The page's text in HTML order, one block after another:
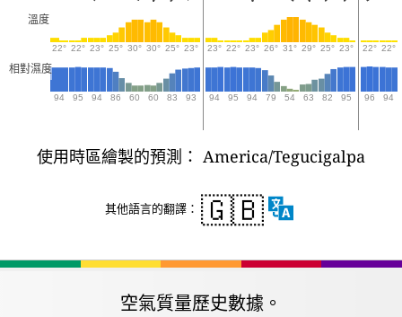
溫度
22° 22° 23° 25° 30° 30° 25° 23° 23° 22° 23° 26° 31° 29° 25° 23° 22° 22°
相對濕度
94 95 94 86 60 60 83 93 94 95 94 79 54 63 82 95 96 94
使用時區繪製的預測： America/Tegucigalpa
其他語言的翻譯： 🇬🇧
空氣質量歷史數據。